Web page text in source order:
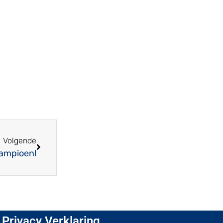
Volgende